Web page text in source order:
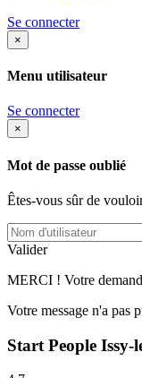
Se connecter
×
Menu utilisateur
Se connecter
×
Mot de passe oublié
Êtes-vous sûr de
Valider
MERCI ! Votre
Votre message n'a pas
Start People Issy-